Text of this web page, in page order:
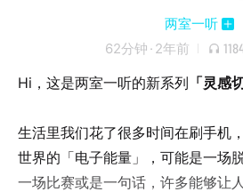
两室一听
62分钟 · 2年前
Hi，这是两室一听的新系列 「灵感
生活里我们花了很多时间在刷手机
世界的「电子能量」，可能是一场
一场比赛或是一句话，许多能够让